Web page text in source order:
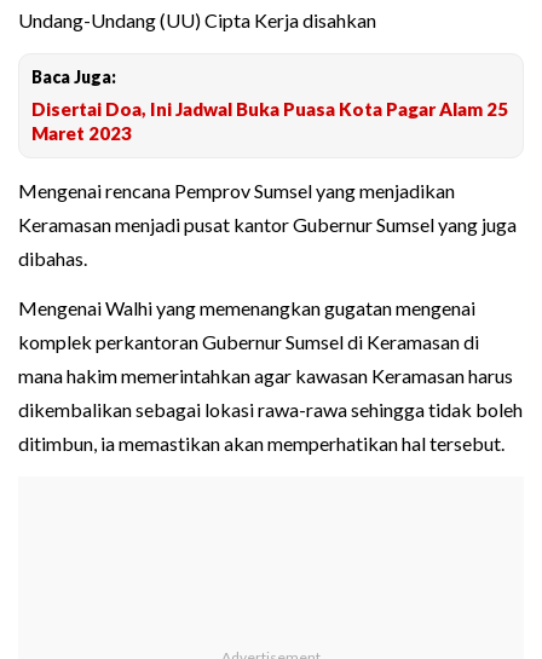
Undang-Undang (UU) Cipta Kerja disahkan
Baca Juga:
Disertai Doa, Ini Jadwal Buka Puasa Kota Pagar Alam 25
Maret 2023
Mengenai rencana Pemprov Sumsel yang menjadikan
Keramasan menjadi pusat kantor Gubernur Sumsel yang juga
dibahas.
Mengenai Walhi yang memenangkan gugatan mengenai
komplek perkantoran Gubernur Sumsel di Keramasan di
mana hakim memerintahkan agar kawasan Keramasan harus
dikembalikan sebagai lokasi rawa-rawa sehingga tidak boleh
ditimbun, ia memastikan akan memperhatikan hal tersebut.